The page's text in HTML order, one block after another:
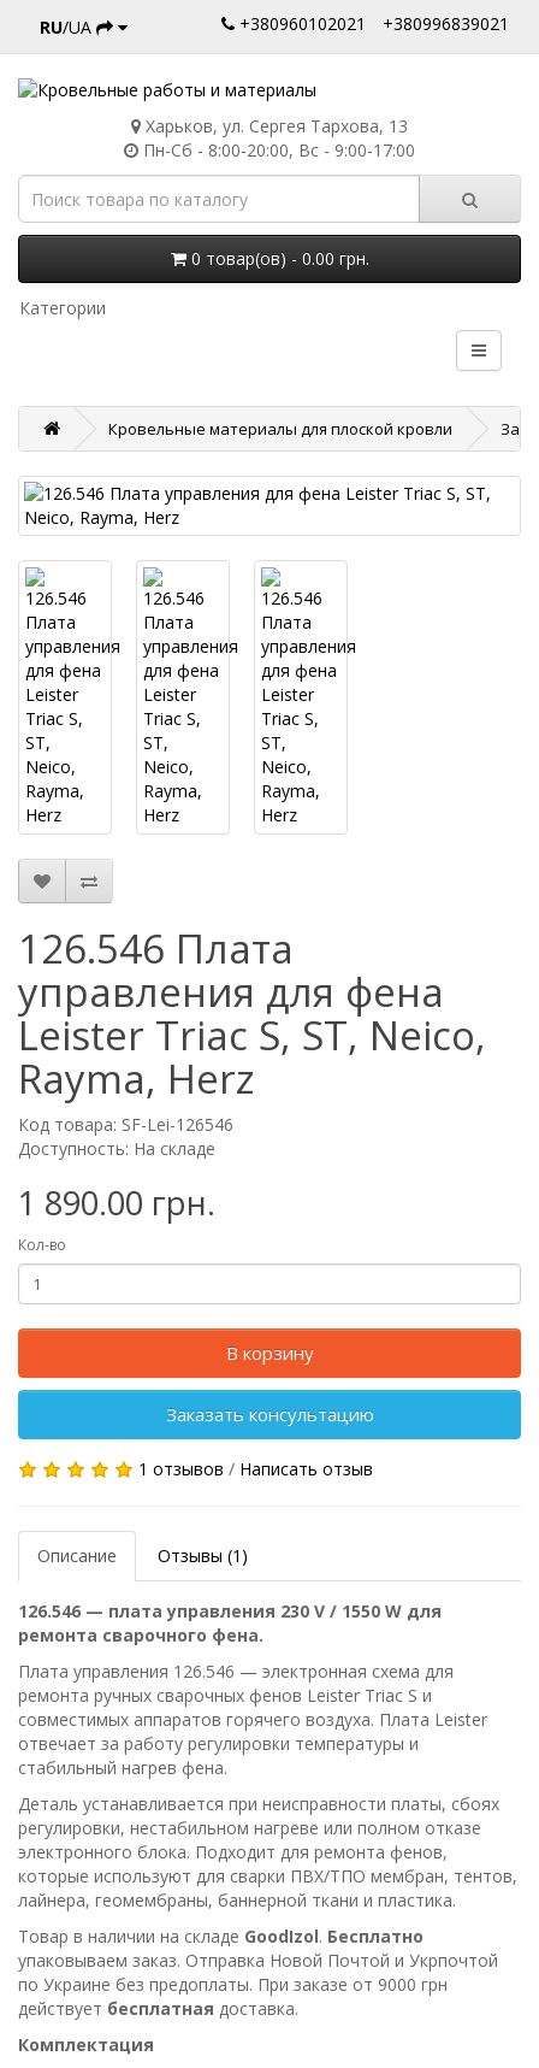
RU/UA +380960102021 +380996839021
Харьков, ул. Сергея Тархова, 13
Пн-Сб - 8:00-20:00, Вс - 9:00-17:00
0 товар(ов) - 0.00 грн.
Категории
Кровельные материалы для плоской кровли
126.546 Плата
управления для фена
Leister Triac S, ST, Neico,
Rayma, Herz
Код товара: SF-Lei-126546
Доступность: На складе
1 890.00 грн.
Кол-во
В корзину
Заказать консультацию
1 отзывов / Написать отзыв
Описание Отзывы (1)
126.546 — плата управления 230 V / 1550 W для
ремонта сварочного фена.
Плата управления 126.546 — электронная схема для
ремонта ручных сварочных фенов Leister Triac S и
совместимых аппаратов горячего воздуха. Плата Leister
отвечает за работу регулировки температуры и
стабильный нагрев фена.
Деталь устанавливается при неисправности платы, сбоях
регулировки, нестабильном нагреве или полном отказе
электронного блока. Подходит для ремонта фенов,
которые используют для сварки ПВХ/ТПО мембран, тентов,
лайнера, геомембраны, баннерной ткани и пластика.
Товар в наличии на складе GoodIzol. Бесплатно
упаковываем заказ. Отправка Новой Почтой и Укрпочтой
по Украине без предоплаты. При заказе от 9000 грн
действует бесплатная доставка.
Комплектация